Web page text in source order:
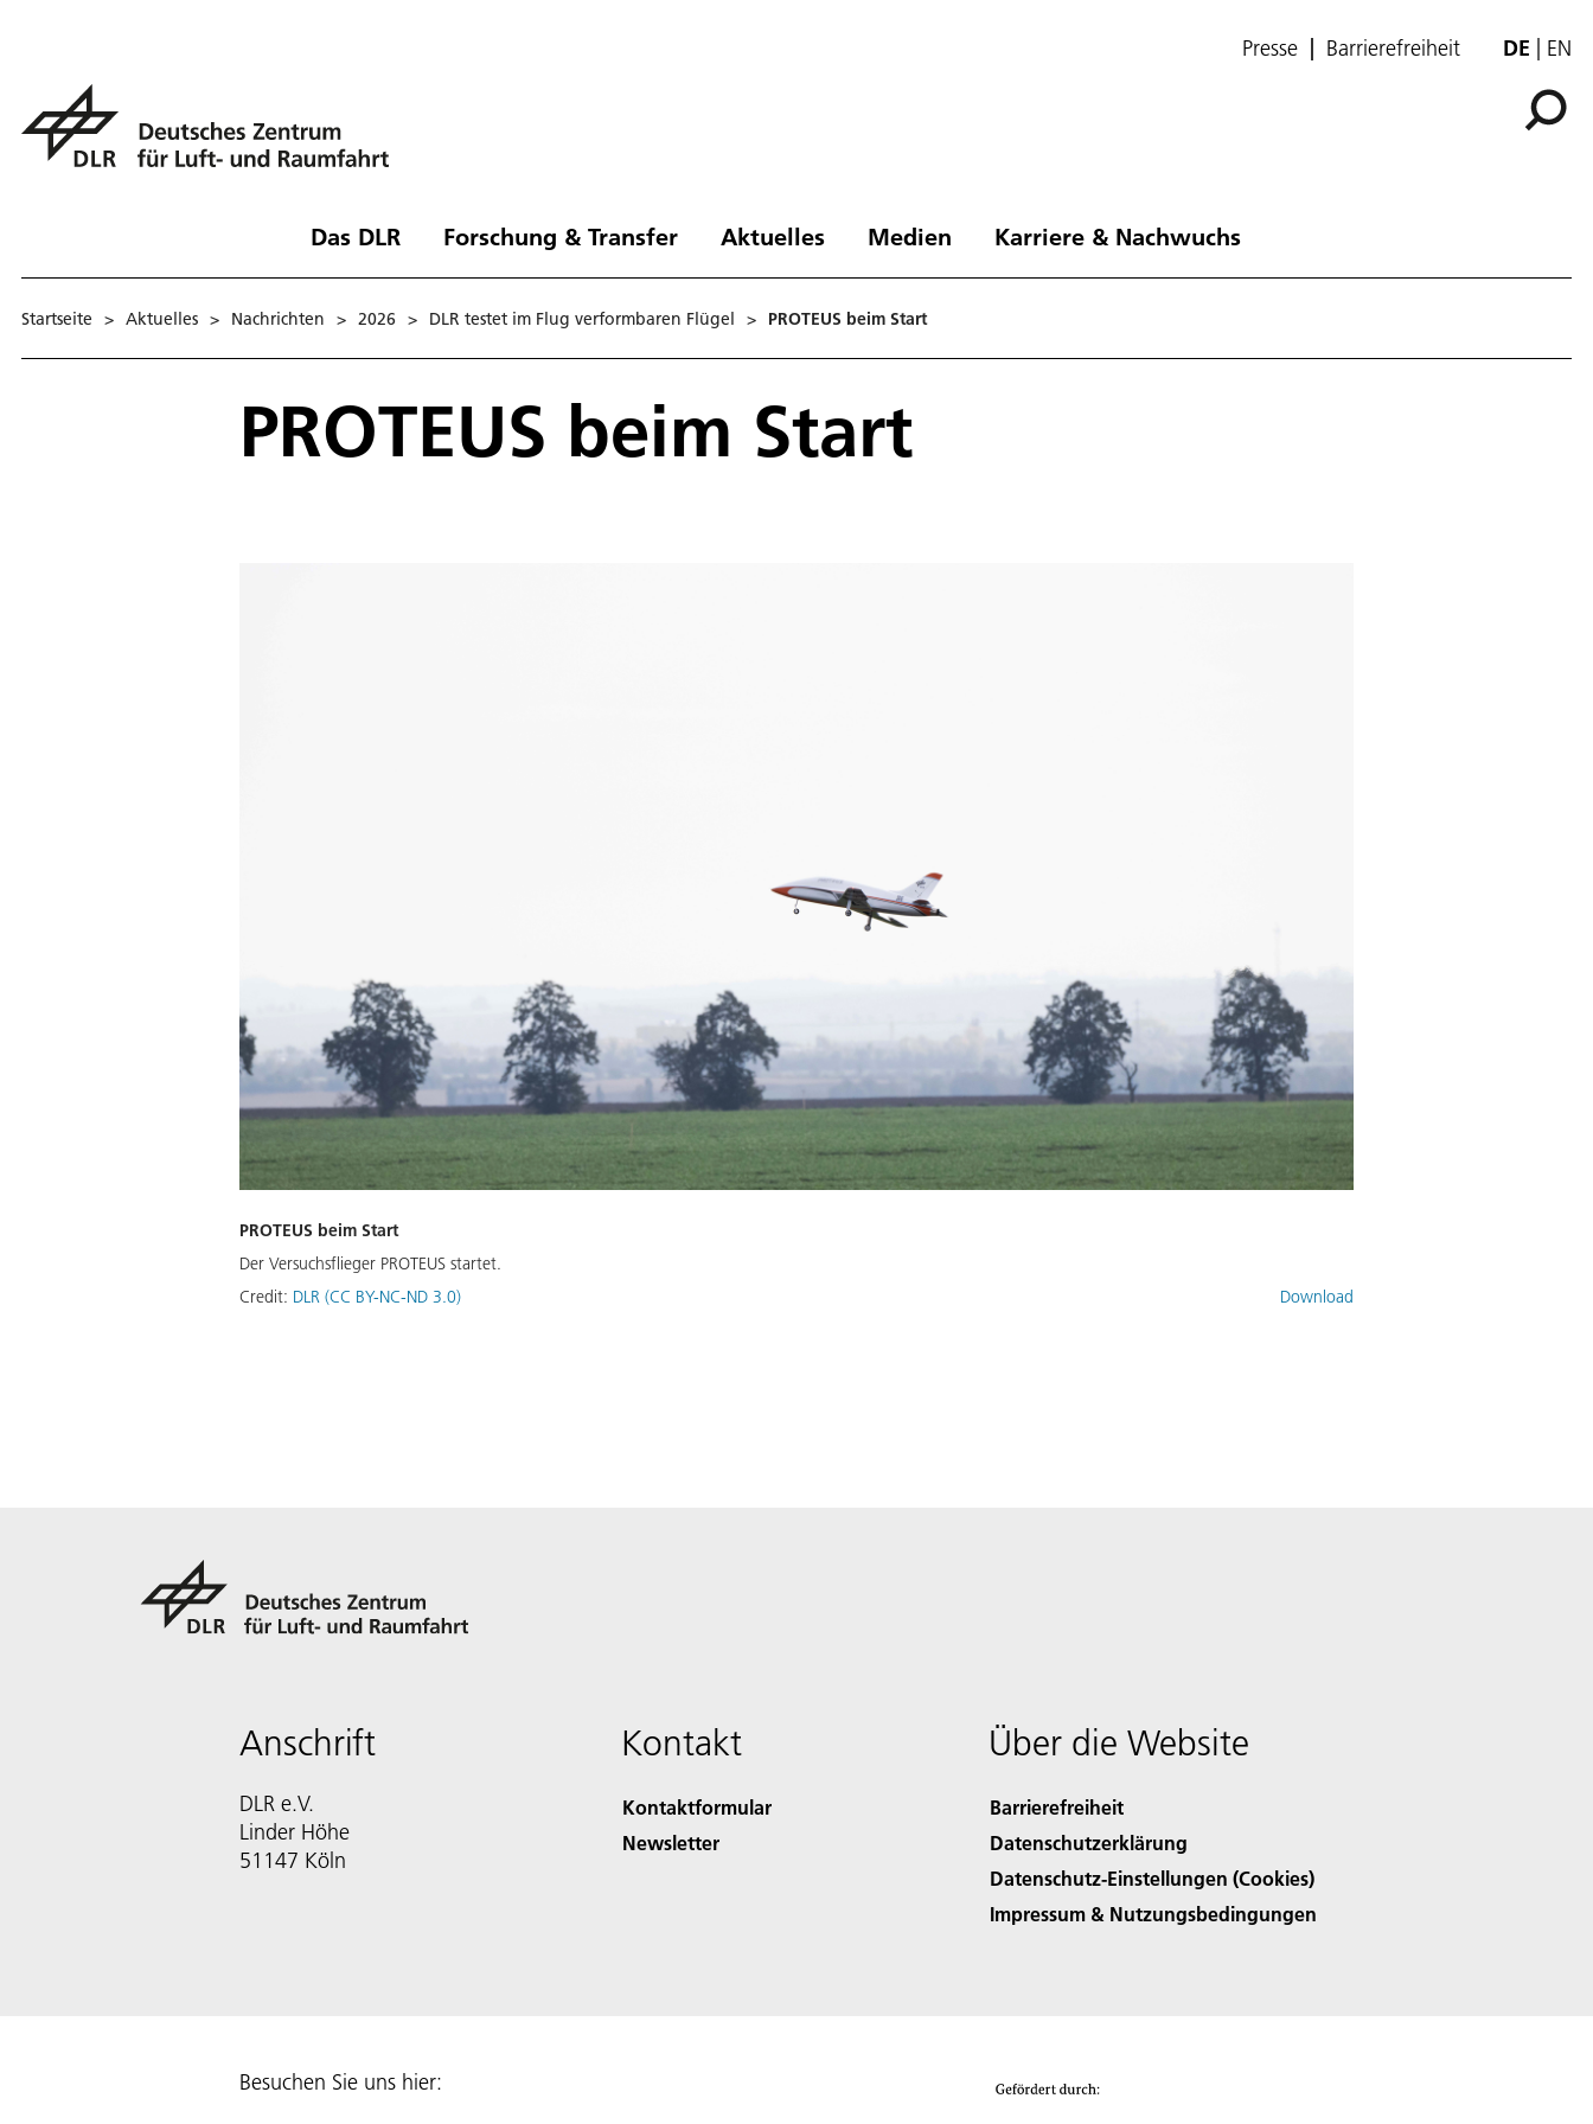
Presse Barrierefreiheit DE EN
Das DLR Forschung & Transfer Aktuelles Medien Karriere & Nachwuchs
Startseite > Aktuelles > Nachrichten > 2026 > DLR testet im Flug verformbaren Flügel > PROTEUS beim Start
PROTEUS beim Start
PROTEUS beim Start
Der Versuchsflieger PROTEUS startet.
Credit: DLR (CC BY-NC-ND 3.0) Download
Anschrift
DLR e.V.
Linder Höhe
51147 Köln
Kontakt
Kontaktformular
Newsletter
Über die Website
Barrierefreiheit
Datenschutzerklärung
Datenschutz-Einstellungen (Cookies)
Impressum & Nutzungsbedingungen
Besuchen Sie uns hier: